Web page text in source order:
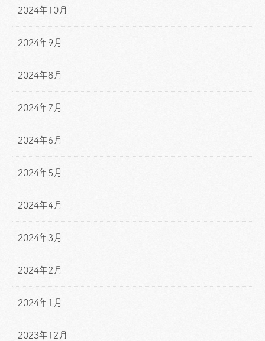
2024年10月
2024年9月
2024年8月
2024年7月
2024年6月
2024年5月
2024年4月
2024年3月
2024年2月
2024年1月
2023年12月